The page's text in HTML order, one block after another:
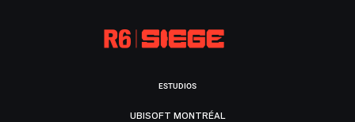
ESTUDIOS
UBISOFT MONTRÉAL